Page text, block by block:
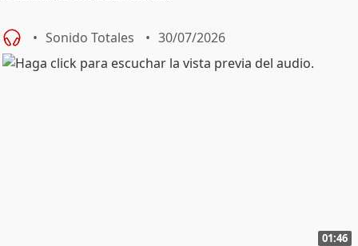
Sonido Totales 30/07/2026
01:46